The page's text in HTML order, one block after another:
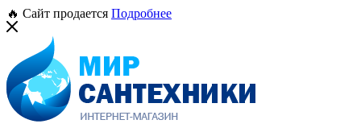
🔥 Сайт продается Подробнее